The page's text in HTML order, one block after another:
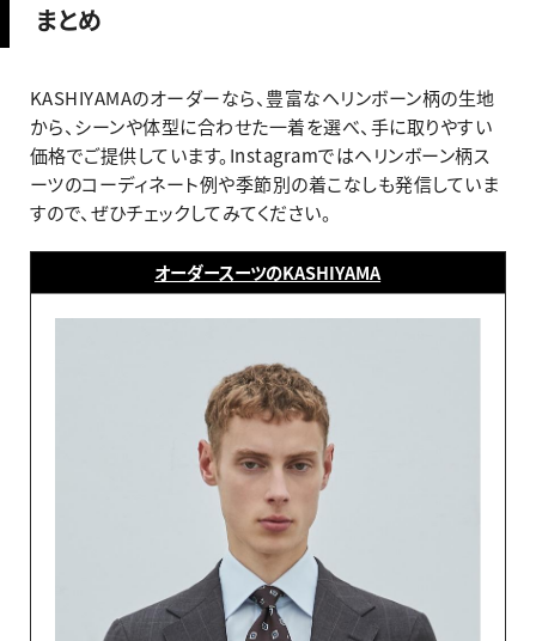
まとめ
KASHIYAMAのオーダーなら、豊富なヘリンボーン柄の生地
から、シーンや体型に合わせた一着を選べ、手に取りやすい
価格でご提供しています。Instagramではヘリンボーン柄ス
ーツのコーディネート例や季節別の着こなしも発信していま
すので、ぜひチェックしてみてください。
オーダースーツのKASHIYAMA